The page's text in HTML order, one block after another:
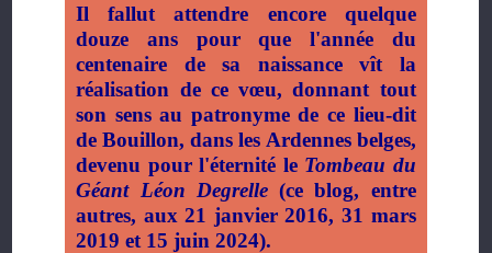
Il fallut attendre encore quelque
douze ans pour que l'année du
centenaire de sa naissance vît la
réalisation de ce vœu, donnant tout
son sens au patronyme de ce lieu-dit
de Bouillon, dans les Ardennes belges,
devenu pour l'éternité le Tombeau du
Géant Léon Degrelle(ce blog, entre
autres, aux 21 janvier 2016, 31 mars
2019 et 15 juin 2024).